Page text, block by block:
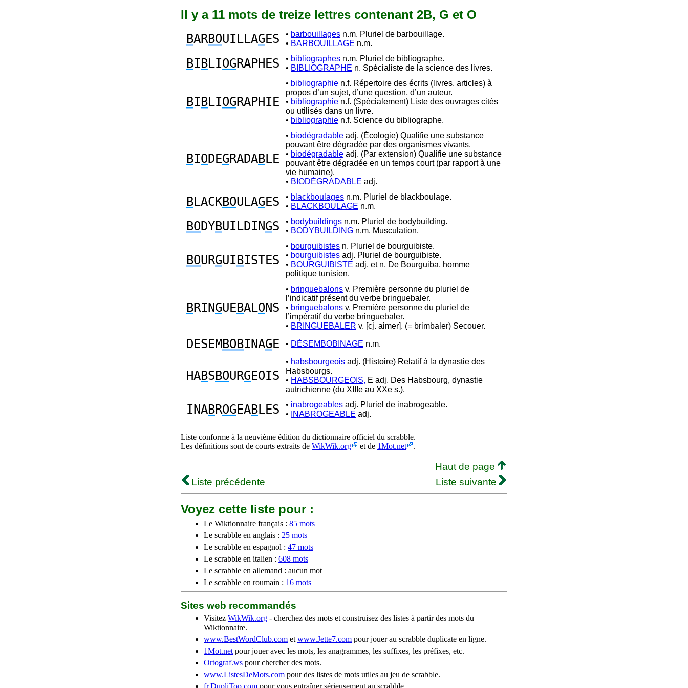
Il y a 11 mots de treize lettres contenant 2B, G et O
BARBOUILLAGES • barbouillages n.m. Pluriel de barbouillage.
• BARBOUILLAGE n.m.
BI BLIOGRAPHES • bibliographes n.m. Pluriel de bibliographe.
• BIBLIOGRAPHE n. Spécialiste de la science des livres.
BI BLIOGRAPHIE
• bibliographie n.f. Répertoire des écrits (livres, articles) à
propos d’un sujet, d’une question, d’un auteur.
• bibliographie n.f. (Spécialement) Liste des ouvrages cités
ou utilisés dans un livre.
• bibliographie n.f. Science du bibliographe.
BIODEGRADABLE
• biodégradable adj. (Écologie) Qualifie une substance
pouvant être dégradée par des organismes vivants.
• biodégradable adj. (Par extension) Qualifie une substance
pouvant être dégradée en un temps court (par rapport à une
vie humaine).
• BIODÉGRADABLE adj.
BLACKBOULAGES • blackboulages n.m. Pluriel de blackboulage.
• BLACKBOULAGE n.m.
BODYBUILDINGS • bodybuildings n.m. Pluriel de bodybuilding.
• BODYBUILDING n.m. Musculation.
BOURGUI BISTES
• bourguibistes n. Pluriel de bourguibiste.
• bourguibistes adj. Pluriel de bourguibiste.
• BOURGUIBISTE adj. et n. De Bourguiba, homme
politique tunisien.
BRINGUEBALONS
• bringuebalons v. Première personne du pluriel de
l’indicatif présent du verbe bringuebaler.
• bringuebalons v. Première personne du pluriel de
l’impératif du verbe bringuebaler.
• BRINGUEBALER v. [cj. aimer]. (= brimbaler) Secouer.
DESEM BOBINAGE • DÉSEMBOBINAGE n.m.
HABSBOURGEOIS
• habsbourgeois adj. (Histoire) Relatif à la dynastie des
Habsbourgs.
• HABSBOURGEOIS, E adj. Des Habsbourg, dynastie
autrichienne (du XIIIe au XXe s.).
INABROGEABLES • inabrogeables adj. Pluriel de inabrogeable.
•
INABROGEABLE adj.
Liste conforme à la neuvième édition du dictionnaire officiel du scrabble.
Les définitions sont de courts extraits de WikWik.org et de 1Mot.net .
Haut de page
Liste précédente
Liste suivante
Voyez cette liste pour :
Le Wiktionnaire français : 85 mots
Le scrabble en anglais : 25 mots
Le scrabble en espagnol : 47 mots
Le scrabble en italien : 608 mots
Le scrabble en allemand : aucun mot
Le scrabble en roumain : 16 mots
Sites web recommandés
Visitez WikWik.org - cherchez des mots et construisez des listes à partir des mots du
Wiktionnaire.
www.BestWordClub.com et www.Jette7.com pour jouer au scrabble duplicate en ligne.
1Mot.net pour jouer avec les mots, les anagrammes, les suffixes, les préfixes, etc.
Ortograf.ws pour chercher des mots.
www.ListesDeMots.com pour des listes de mots utiles au jeu de scrabble.
fr.DupliTop.com pour vous entraîner sérieusement au scrabble.